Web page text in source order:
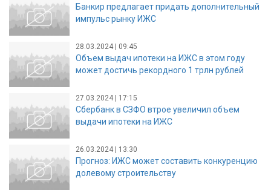
Банкир предлагает придать дополнительный
импульс рынку ИЖС
28.03.2024 | 09:45
Объем выдач ипотеки на ИЖC в этом году
может достичь рекордного 1 трлн рублей
27.03.2024 | 17:15
Сбербанк в СЗФО втрое увеличил объем
выдачи ипотеки на ИЖС
26.03.2024 | 13:30
Прогноз: ИЖС может составить конкуренцию
долевому строительству